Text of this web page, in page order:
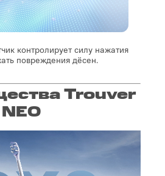
контролирует силу нажатия
повреждения дёсен.
Trouver